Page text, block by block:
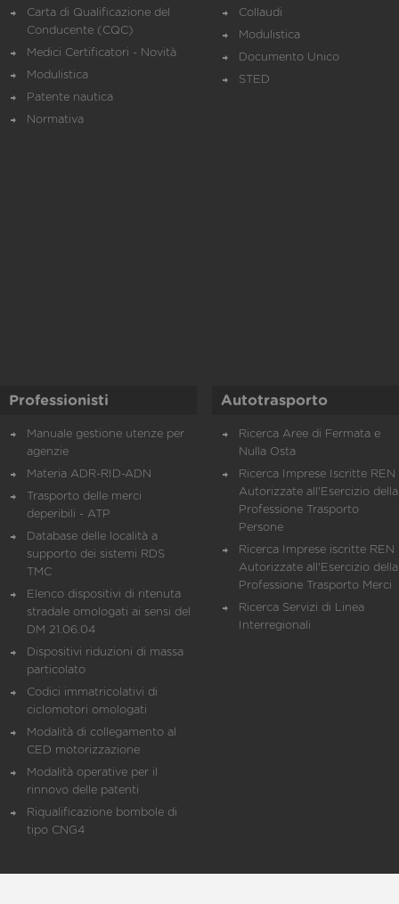
Carta di Qualificazione del
Conducente (CQC)
Medici Certificatori - Novità
Modulistica
Patente nautica
Normativa
Collaudi
Modulistica
Documento Unico
STED
Professionisti
Manuale gestione utenze per
agenzie
Materia ADR-RID-ADN
Trasporto delle merci
deperibili - ATP
Database delle località a
supporto dei sistemi RDS
TMC
Elenco dispositivi di ritenuta
stradale omologati ai sensi del
DM 21.06.04
Dispositivi riduzioni di massa
particolato
Codici immatricolativi di
ciclomotori omologati
Modalità di collegamento al
CED motorizzazione
Modalità operative per il
rinnovo delle patenti
Riqualificazione bombole di
tipo CNG4
Autotrasporto
Ricerca Aree di Fermata e
Nulla Osta
Ricerca Imprese Iscritte REN
Autorizzate all'Esercizio della
Professione Trasporto
Persone
Ricerca Imprese iscritte REN
Autorizzate all'Esercizio della
Professione Trasporto Merci
Ricerca Servizi di Linea
Interregionali